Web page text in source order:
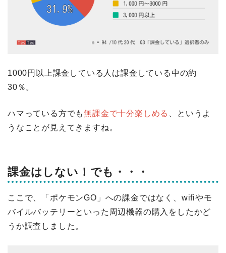
1000円以上課金している人は課金している中の約
30％。
ハマっている方でも無課金で十分楽しめる
、というよ
うなことが見えてきますね。
課金はしない！でも・・・
ここで、「ポケモンGO」への課金ではなく、wifiやモ
バイルバッテリーといった周辺機器の購入をしたかど
うか調査しました。